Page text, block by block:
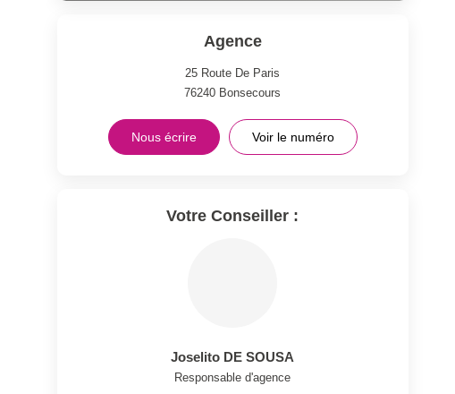
Agence
25 Route De Paris
76240 Bonsecours
Nous écrire Voir le numéro
Votre Conseiller :
Joselito DE SOUSA
Responsable d'agence